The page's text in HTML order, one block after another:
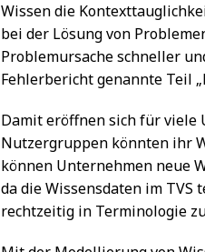
Wissen die
bei der Lösung von
Problemursache schneller
Fehlerbericht genannte Teil
Damit eröffnen sich für viele
Nutzergruppen könnten ihr
können Unternehmen neue
da die Wissensdaten im
rechtzeitig in Terminologie